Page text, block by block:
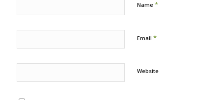
Name *
Email *
Website